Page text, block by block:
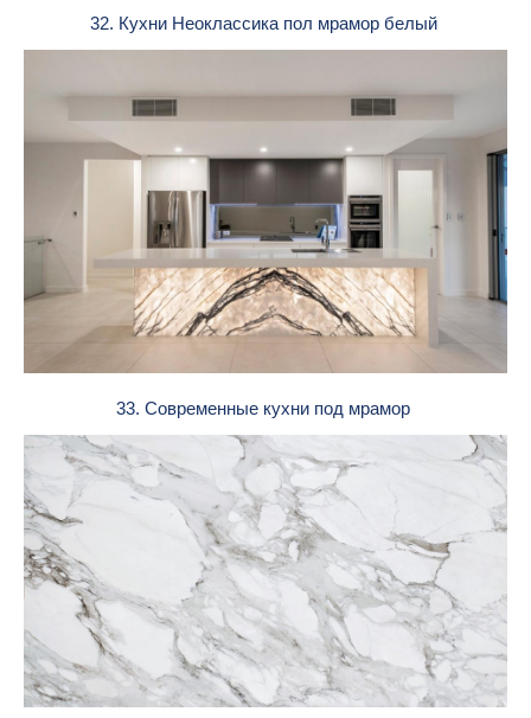
32. Кухни Неоклассика пол мрамор белый
33. Современные кухни под мрамор